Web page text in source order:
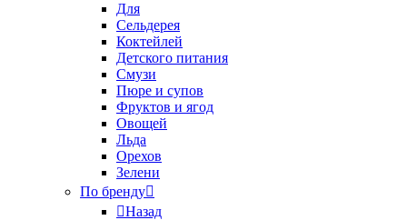
Для
Сельдерея
Коктейлей
Детского питания
Смузи
Пюре и супов
Фруктов и ягод
Овощей
Льда
Орехов
Зелени
По бренду
Назад